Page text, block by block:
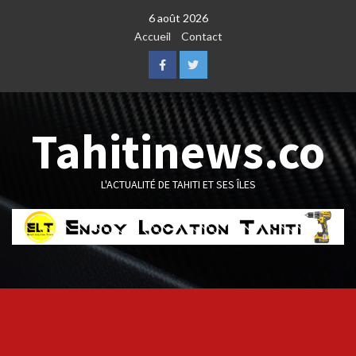
6 août 2026
Accueil
Contact
FacebookTwitter
Tahitinews.co
L'ACTUALITÉ DE TAHITI ET SES ÎLES